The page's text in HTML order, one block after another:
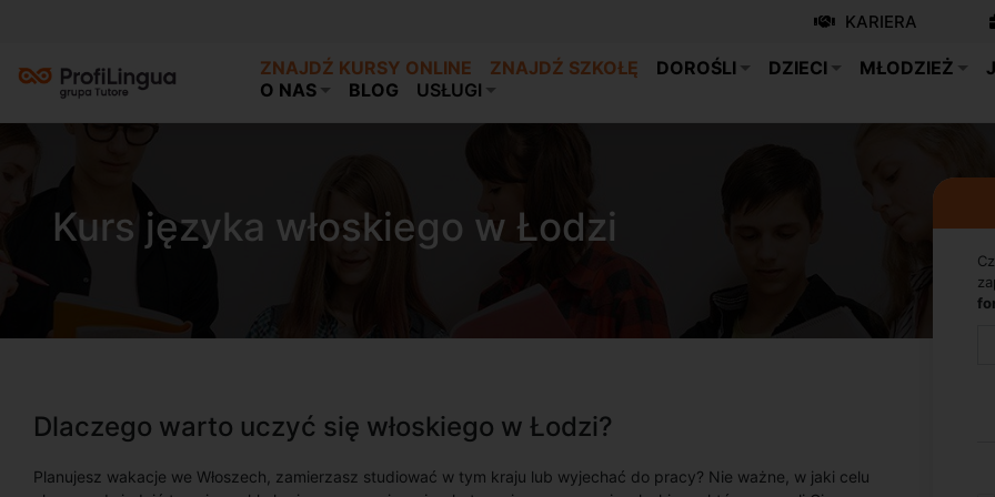
KARIERA
ZNAJDŹ KURSY ONLINE ZNAJDŹ SZKOŁĘ DOROŚLI DZIECI MŁODZIEŻ
O NAS
BLOG USŁUGI
Kurs języka włoskiego w Łodzi
Dlaczego warto uczyć się włoskiego w Łodzi?
Planujesz wakacje we Włoszech, zamierzasz studiować w tym kraju lub wyjechać do pracy? Nie ważne, w jaki celu